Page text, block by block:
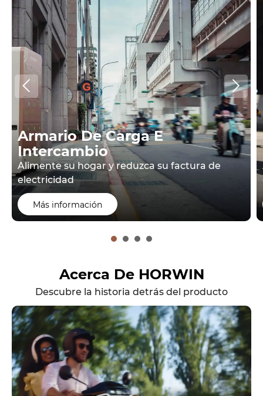
Armario De Carga E
Intercambio
Alimente su hogar y reduzca su factura de
electricidad
Más información
 
Acerca De HORWIN
Descubre la historia detrás del producto